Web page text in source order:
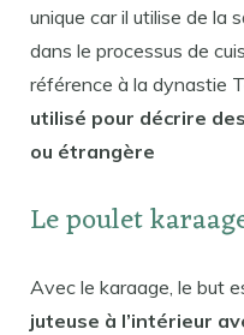
unique car il utilise de la
dans le processus de
référence à la dynastie
utilisé pour décrire
ou étrangère
Le poulet
Avec le karaage, le but
juteuse à l’intérieur